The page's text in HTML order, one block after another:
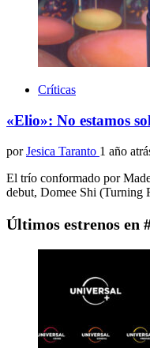
Críticas
«Elio»: No estamos
por Jesica Taranto 1 año
El trío conformado por
debut, Domee Shi (Turning
Últimos estrenos en